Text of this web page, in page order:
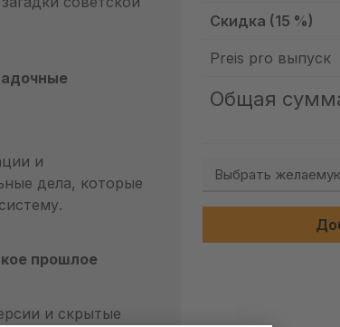
и
дела, которые
прошлое
и скрытые
Скидка (15 %)
Preis pro выпуск
Общая